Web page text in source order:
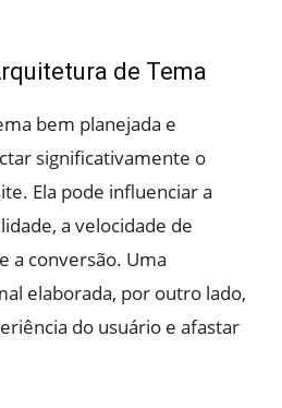
de Tema
bem planejada e
significativamente o
Ela pode influenciar a
a velocidade de
a conversão. Uma
elaborada, por outro lado,
do usuário e afastar